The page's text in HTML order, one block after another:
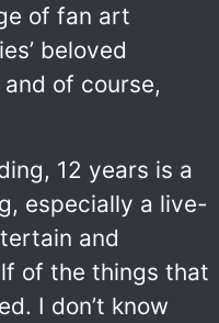
of fan art
beloved
of course,
12 years is a
especially a live-
and
of the things that
I don’t know